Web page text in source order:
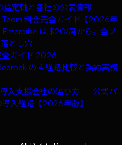
定軸と各社の公表情報
Team 料金完全ガイド【2026年
は $20/席から。全プ
とし穴
全ガイド 2026 —
の 4 経路比較と契約実務
入支援会社の選び方 — 公式パ
入経路【2026年版】